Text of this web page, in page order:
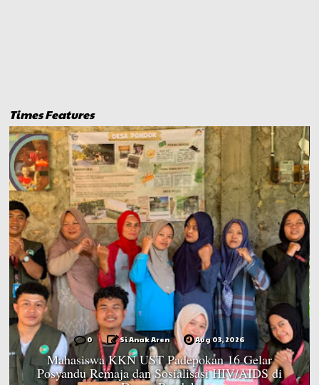
Times Features
0 Si Anak Aren Aug 03, 2026
Mahasiswa KKN UST Padepokan 16 Gelar
Posyandu Remaja dan Sosialisasi HIV/AIDS di